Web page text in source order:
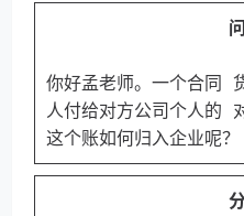
你好孟老师。一个合同
人付给对方公司个人的
这个账如何归入企业呢？